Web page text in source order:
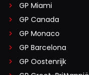
GP Miami
GP Canada
GP Monaco
GP Barcelona
GP Oostenrijk